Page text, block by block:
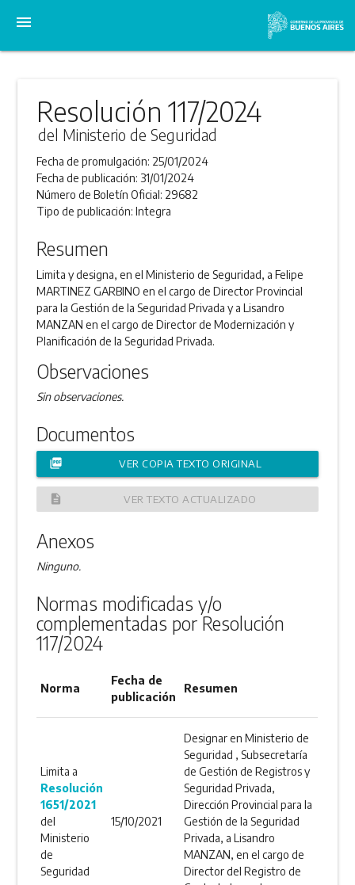
menu
Resolución 117/2024
del Ministerio de Seguridad
Fecha de promulgación: 25/01/2024
Fecha de publicación: 31/01/2024
Número de Boletín Oficial: 29682
Tipo de publicación:Integra
Resumen
Limita y designa, en el Ministerio de Seguridad, a Felipe
MARTINEZ GARBINO en el cargo de Director Provincial
para la Gestión de la Seguridad Privada y a Lisandro
MANZAN en el cargo de Director de Modernización y
Planificación de la Seguridad Privada.
Observaciones
Sin observaciones.
Documentos
picture_as_pdf VER COPIA TEXTO ORIGINAL
description VER TEXTO ACTUALIZADO
Anexos
Ninguno.
Normas modificadas y/o
complementadas por Resolución
117/2024
Norma
Fecha de
publicación
Resumen
Limita a
Resolución
1651/2021
del
Ministerio
de
Seguridad
15/10/2021
Designar en Ministerio de
Seguridad , Subsecretaría
de Gestión de Registros y
Seguridad Privada,
Dirección Provincial para la
Gestión de la Seguridad
Privada, a Lisandro
MANZAN, en el cargo de
Director del Registro de